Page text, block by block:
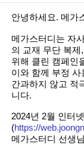
안녕하세요. 메가
메가스터디는 자
의 교재 무단 복제
위해 클린 캠페인
이와 함께 부정
간과하지 않고 적
니다.
2024년 2월 인터
(https://
메가스터디 선생